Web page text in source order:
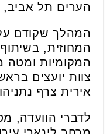
הערים תל אביב,
המהלך שקודם
המחוזית,
המקומיות ומטה
צוות יועצים
אירית צרף
לדברי הוועדה,